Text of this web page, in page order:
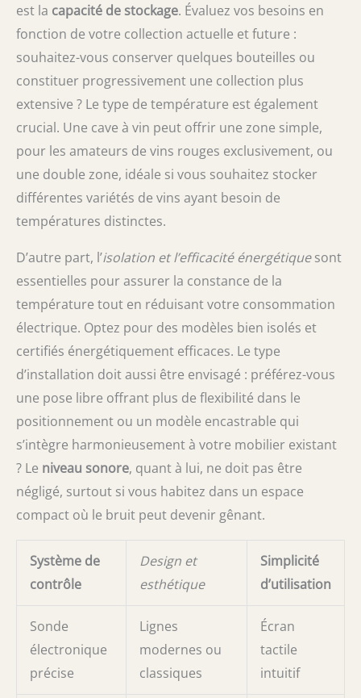
est la capacité de stockage. Évaluez vos besoins en
fonction de votre collection actuelle et future :
souhaitez-vous conserver quelques bouteilles ou
constituer progressivement une collection plus
extensive ? Le type de température est également
crucial. Une cave à vin peut offrir une zone simple,
pour les amateurs de vins rouges exclusivement, ou
une double zone, idéale si vous souhaitez stocker
différentes variétés de vins ayant besoin de
températures distinctes.
D’autre part, l’isolation et l’efficacité énergétiquesont
essentielles pour assurer la constance de la
température tout en réduisant votre consommation
électrique. Optez pour des modèles bien isolés et
certifiés énergétiquement efficaces. Le type
d’installation doit aussi être envisagé : préférez-vous
une pose libre offrant plus de flexibilité dans le
positionnement ou un modèle encastrable qui
s’intègre harmonieusement à votre mobilier existant
? Le niveau sonore, quant à lui, ne doit pas être
négligé, surtout si vous habitez dans un espace
compact où le bruit peut devenir gênant.
Système de
contrôle
Design et
esthétique
Simplicité
d’utilisation
Sonde
électronique
précise
Lignes
modernes ou
classiques
Écran
tactile
intuitif